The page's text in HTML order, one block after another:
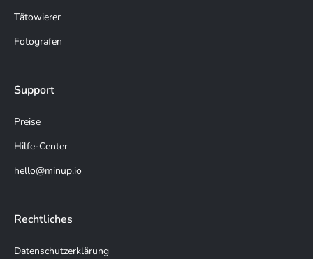
Tätowierer
Fotografen
Support
Preise
Hilfe-Center
hello@minup.io
Rechtliches
Datenschutzerklärung